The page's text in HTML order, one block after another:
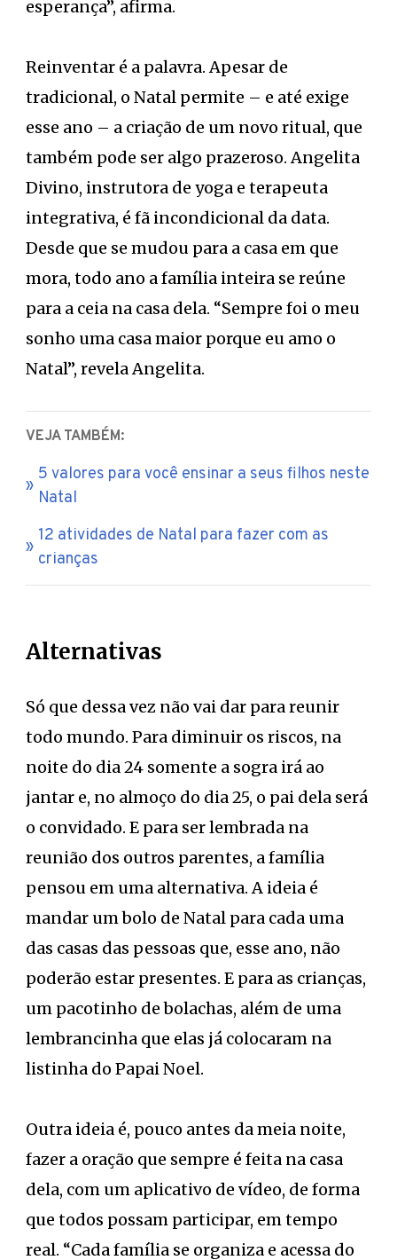
esperança”, afirma.
Reinventar é a palavra. Apesar de
tradicional, o Natal permite – e até exige
esse ano – a criação de um novo ritual, que
também pode ser algo prazeroso. Angelita
Divino, instrutora de yoga e terapeuta
integrativa, é fã incondicional da data.
Desde que se mudou para a casa em que
mora, todo ano a família inteira se reúne
para a ceia na casa dela. “Sempre foi o meu
sonho uma casa maior porque eu amo o
Natal”, revela Angelita.
VEJA TAMBÉM:
5 valores para você ensinar a seus filhos neste
Natal
12 atividades de Natal para fazer com as
crianças
Alternativas
Só que dessa vez não vai dar para reunir
todo mundo. Para diminuir os riscos, na
noite do dia 24 somente a sogra irá ao
jantar e, no almoço do dia 25, o pai dela será
o convidado. E para ser lembrada na
reunião dos outros parentes, a família
pensou em uma alternativa. A ideia é
mandar um bolo de Natal para cada uma
das casas das pessoas que, esse ano, não
poderão estar presentes. E para as crianças,
um pacotinho de bolachas, além de uma
lembrancinha que elas já colocaram na
listinha do Papai Noel.
Outra ideia é, pouco antes da meia noite,
fazer a oração que sempre é feita na casa
dela, com um aplicativo de vídeo, de forma
que todos possam participar, em tempo
real. “Cada família se organiza e acessa do